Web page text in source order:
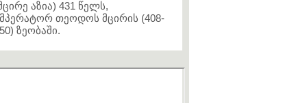
აზია) 431 წელს,
თეოდოს მცირის (408-
ზეობაში.